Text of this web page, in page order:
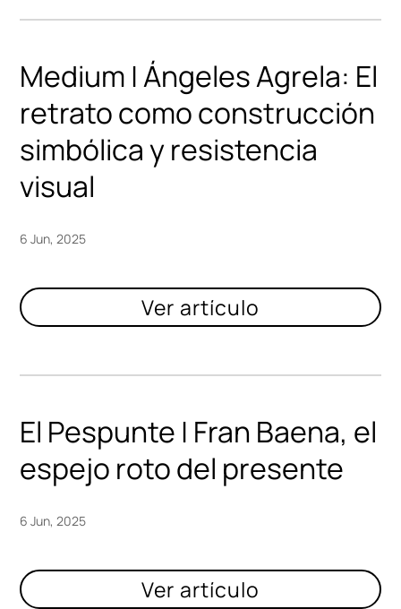
Medium | Ángeles Agrela: El
retrato como construcción
simbólica y resistencia
visual
6 Jun, 2025
El Pespunte | Fran Baena, el
espejo roto del presente
6 Jun, 2025